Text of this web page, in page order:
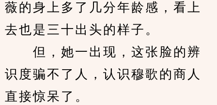
薇的身上多了几分年龄感，看上
去也是三十出头的样子。
但，她一出现，这张脸的辨
识度骗不了人，认识穆歌的商人
直接惊呆了。